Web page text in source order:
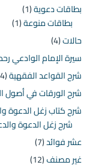
بطاقات دعوية(1)
بطاقات منوعة(1)
حالات(4)
سيرة الإمام الوادعي
شرح القواعد الفقهية(24)
شرح الورقات في أصول
شرح كتاب زغل الدعوة
شرح زغل الدعوة
عشر فوائد(7)
غير مصنف(12)